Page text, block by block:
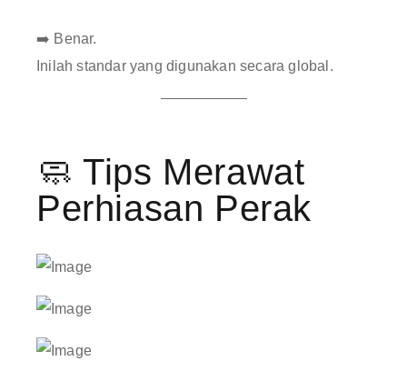
➡️ Benar.
Inilah standar yang digunakan secara global.
🧼 Tips Merawat
Perhiasan Perak